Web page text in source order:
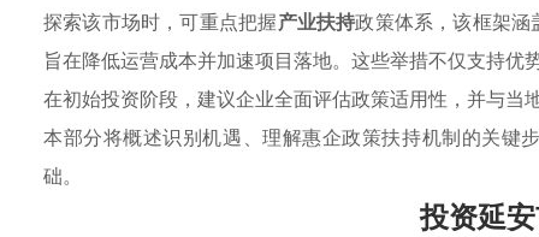
探索该市场时，可重点把握产业扶持政策体系，该框架
旨在降低运营成本并加速项目落地。这些举措不仅支持优
在初始投资阶段，建议企业全面评估政策适用性，并与当
本部分将概述识别机遇、理解惠企政策扶持机制的关键
础。
投资延